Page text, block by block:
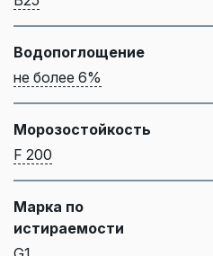
Водопоглощение
не более 6%
Морозостойкость
F 200
Марка по
истираемости